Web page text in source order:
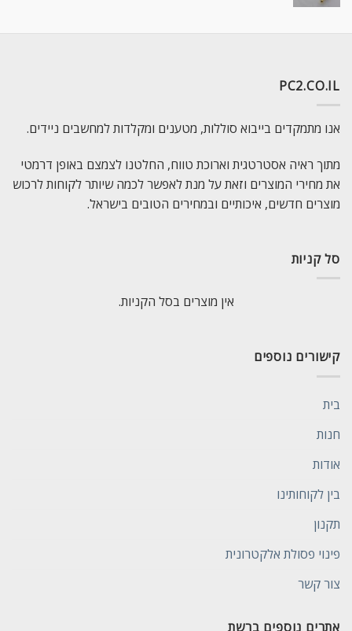
PC2.CO.IL
אנו מתמקדים בייבוא סוללות, מטענים ומקלדות למחשבים ניידים.
מתוך ראיה אסטרטגית וארוכת טווח, החלטנו לצמצם באופן דרמטי
את מחירי המוצרים וזאת על מנת לאפשר לכמה שיותר לקוחות לרכוש
מוצרים חדשים, איכותיים ובמחירים הטובים בישראל.
סל קניות
אין מוצרים בסל הקניות.
קישורים נוספים
בית
חנות
אודות
בין לקוחותינו
תקנון
פינוי פסולת אלקטרונית
צור קשר
אתרים נוספים ברשת